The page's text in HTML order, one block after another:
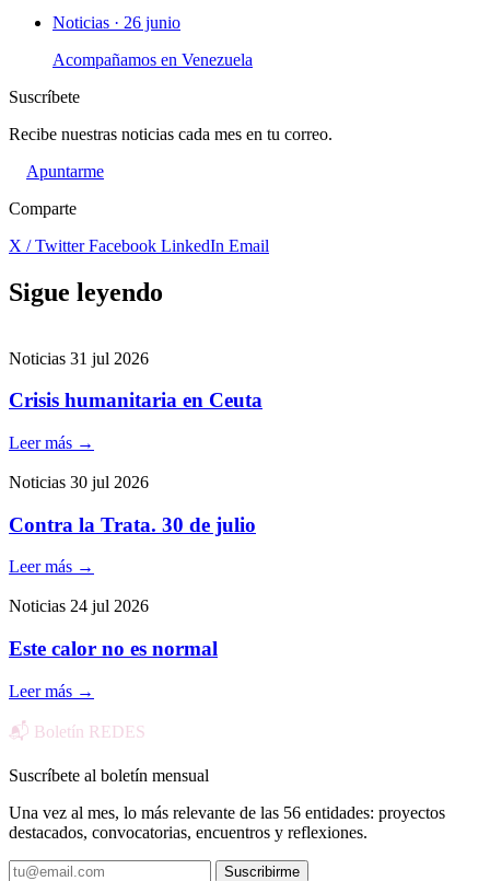
Noticias · 26 junio
Acompañamos en Venezuela
Suscríbete
Recibe nuestras noticias cada mes en tu correo.
Apuntarme
Comparte
X / TwitterFacebook LinkedIn Email
Sigue leyendo
Noticias 31 jul 2026
Crisis humanitaria en Ceuta
Leer más →
Noticias 30 jul 2026
Contra la Trata. 30 de julio
Leer más →
Noticias 24 jul 2026
Este calor no es normal
Leer más →
📬 Boletín REDES
Suscríbete al boletín mensual
Una vez al mes, lo más relevante de las 56 entidades: proyectos
destacados, convocatorias, encuentros y reflexiones.
Suscribirme